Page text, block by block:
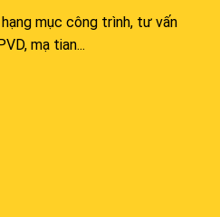
mục công trình, tư vấn
mạ tian...